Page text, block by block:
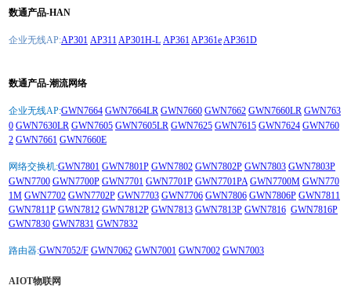
数通产品-HAN
企业无线AP:AP301 AP311AP301H-L AP361AP361eAP361D
数通产品-潮流网络
企业无线AP:GWN7664 GWN7664LR GWN7660 GWN7662 GWN7660LR GWN763
0 GWN7630LR GWN7605 GWN7605LR GWN7625 GWN7615 GWN7624 GWN760
2 GWN7661 GWN7660E
网络交换机:GWN7801 GWN7801P GWN7802 GWN7802P GWN7803 GWN7803P
GWN7700 GWN7700P GWN7701 GWN7701P GWN7701PA GWN7700M GWN770
1M GWN7702 GWN7702P GWN7703 GWN7706 GWN7806 GWN7806P GWN7811
GWN7811P GWN7812 GWN7812P GWN7813 GWN7813P GWN7816 GWN7816P
GWN7830 GWN7831 GWN7832
路由器:GWN7052/F GWN7062 GWN7001 GWN7002 GWN7003
AIOT物联网